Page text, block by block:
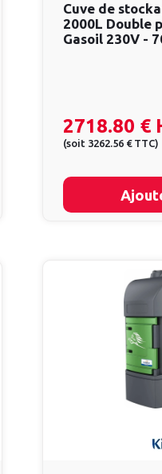
Cuve de
2000L Double
Gasoil 230V -
2718.80 €
(soit 3262.56 € TTC)